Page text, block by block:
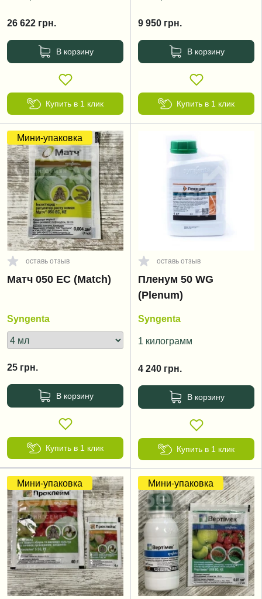
26 622 грн.
В корзину
Купить в 1 клик
9 950 грн.
В корзину
Купить в 1 клик
Мини-упаковка
оставь отзыв
Матч 050 EC (Match)
Syngenta
25 грн.
В корзину
Купить в 1 клик
оставь отзыв
Пленум 50 WG
(Plenum)
Syngenta
1 килограмм
4 240 грн.
В корзину
Купить в 1 клик
Мини-упаковка Мини-упаковка